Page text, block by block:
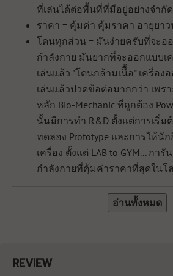
ที่เล่นได้ต่อพื้นที่ที่มีอยู่อย่างจำกัด
ราคา = คุ้มค่า คุ้มราคา อายุยา
โดนทุกส่วน = มันง่ายครับที่จะอ
กำลังกาย มันยากที่จะออกแบบเ
เล่นแล้ว "โดนกล้ามเนืื้อ" เครื่อ
เล่นแล้วปวดข้อต่อมากกว่า เพร
หลัก Bio-Mechanic ที่ถูกต้อง
นั้นมีการทำ R&D ตั้งแต่การเริ่ม
ทดลอง Prototype และการให้นั
เครื่อง ตั้งแต่ LAB to GYM... กา
กำลังกายที่คุ้มค่าราคาที่สุดในโ
โปรโมชั่นผ่อนจ่ายนี้ เป็นโปรโมชั่นพิเศ
อ่านทั้งหมด
REVIEW